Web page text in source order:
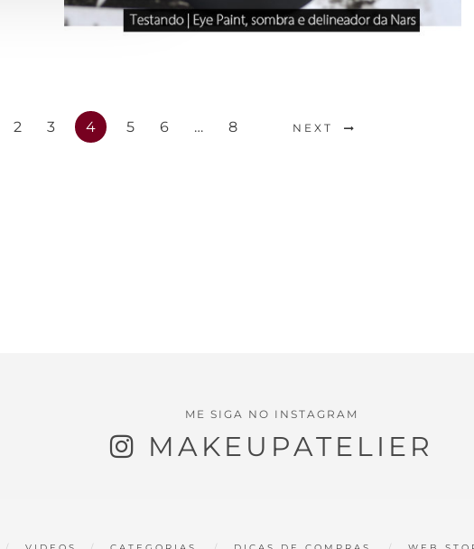
2 3 4 5 6 … 8 NEXT
ME SIGA NO INSTAGRAM
MAKEUPATELIER